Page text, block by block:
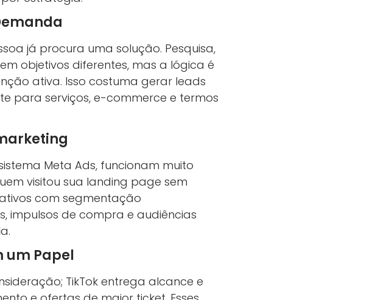
já procura uma solução. Pesquisa,
objetivos diferentes, mas a lógica é
ativa. Isso costuma gerar leads
para serviços, e-commerce e termos
Meta Ads, funcionam muito
visitou sua landing page sem
com segmentação
impulsos de compra e audiências
um Papel
TikTok entrega alcance e